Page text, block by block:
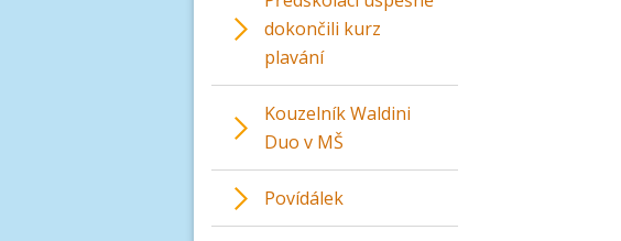
dokončili kurz
plavání
Kouzelník Waldini
Duo v MŠ
Povídálek